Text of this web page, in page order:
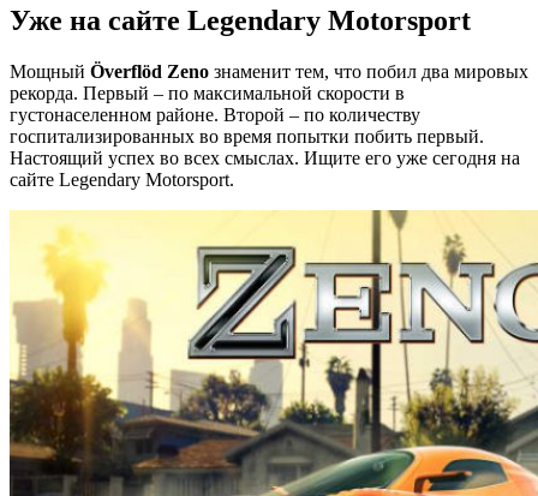
Уже на сайте Legendary Motorsport
Мощный Överflöd Zeno знаменит тем, что побил два мировых
рекорда. Первый – по максимальной скорости в
густонаселенном районе. Второй – по количеству
госпитализированных во время попытки побить первый.
Настоящий успех во всех смыслах. Ищите его уже сегодня на
сайте Legendary Motorsport.